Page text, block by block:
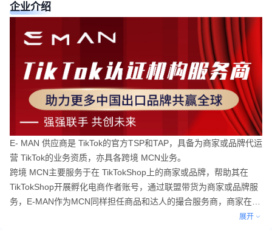
企业介绍
E- MAN 供应商是 TikTok的官方TSP和TAP，具备为商家或品牌代运
营 TikTok的业务资质，亦具各跨境 MCN业务。
跨境 MCN主要服务于在 TikTokShop上的商家或品牌，帮助其在
TikTokShop开展孵化电商作者账号，通过联盟带货为商家或品牌服
务，E-MAN作为MCN同样担任商品和达人的撮合服务商，商家在
展开